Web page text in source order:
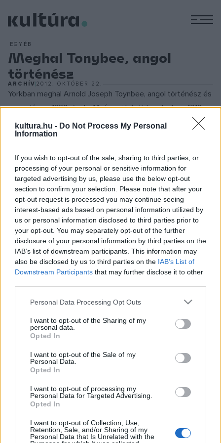
kultura.hu - Do Not Process My Personal
Information
If you wish to opt-out of the sale, sharing to third parties, or
processing of your personal or sensitive information for
targeted advertising by us, please use the below opt-out
section to confirm your selection. Please note that after your
opt-out request is processed you may continue seeing
interest-based ads based on personal information utilized by
us or personal information disclosed to third parties prior to
your opt-out. You may separately opt-out of the further
disclosure of your personal information by third parties on the
IAB’s list of downstream participants. This information may
also be disclosed by us to third parties on the IAB’s List of
Downstream Participants that may further disclose it to other
Please note that this website/app uses one or more Google
not limited to your visit or usage behaviour. You may click to
grant or deny consent to Google and its third-party tags to
use your data for below specified purposes in below Google
consent section.
Personal Data Processing Opt Outs
I want to opt-out of the Sharing of my
personal data.
Opted In
I want to opt-out of the Sale of my
Personal Data.
Opted In
I want to opt-out of processing my
Personal Data for Targeted Advertising.
Opted In
I want to opt-out of Collection, Use,
Retention, Sale, and/or Sharing of my
Personal Data that Is Unrelated with the
EGYÉB
Meghal Tonybee, angol
történész
ARCHÍV2012. OKTÓBER 22.
Yorkban meghal Arnold Joseph Toynbee, angol történész és
szociológus. 1889. április 14-én született Londonban. 1919-
től a bizánci, valamint az újgörög nyelv professzora volt. Fő
műve, a 12 kötetes A Study of History (Tanulmány a
rengeteg cikket közölt, amelyekben a hellenizmussal, a
Nyugat és a kereszténység, valamint a többi korai civilizáció
és a vallás viszonyával foglalkozott. Történetfilozófiájában
tagadta a történeti fejlődés elvét, szerinte a
világtörténelem a civilizációk összessége, s minden
civilizáció átmegy a születés, a növekedés, a hanyatlás, a
felbomlás és a pusztulás szakaszán. Rendszerét sok
támadás érte, analógiáit cáfolták. Délkelet-Európa
szakértőjeként részt vett mind az 1919-es, mind az 1946-os
párizsi béketárgyalásokon.